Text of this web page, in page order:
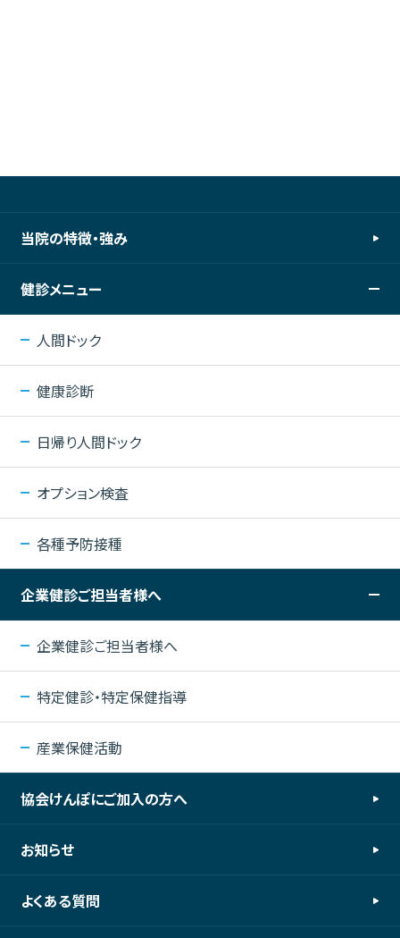
当院の特徴・強み
健診メニュー
人間ドック
健康診断
日帰り人間ドック
オプション検査
各種予防接種
企業健診ご担当者様へ
企業健診ご担当者様へ
特定健診・特定保健指導
産業保健活動
協会けんぽにご加入の方へ
お知らせ
よくある質問